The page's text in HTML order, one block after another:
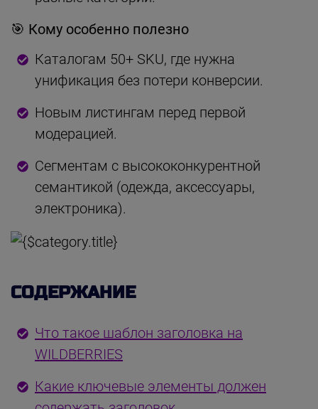
🎯 Кому особенно полезно
Каталогам 50+ SKU, где нужна
унификация без потери конверсии.
Новым листингам перед первой
модерацией.
Сегментам с высококонкурентной
семантикой (одежда, аксессуары,
электроника).
СОДЕРЖАНИЕ
Что такое шаблон заголовка на
WILDBERRIES
Какие ключевые элементы должен